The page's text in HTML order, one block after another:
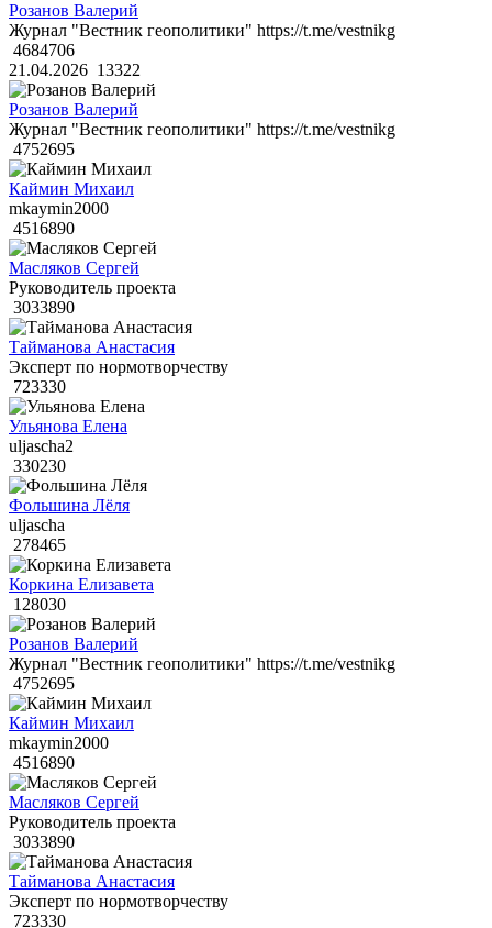
Розанов Валерий
Журнал "Вестник геополитики" https://t.me/vestnikg
4684706
21.04.2026 13322
Розанов Валерий
Журнал "Вестник геополитики" https://t.me/vestnikg
4752695
Каймин Михаил
mkaymin2000
4516890
Масляков Сергей
Руководитель проекта
3033890
Тайманова Анастасия
Эксперт по нормотворчеству
723330
Ульянова Елена
uljascha2
330230
Фольшина Лёля
uljascha
278465
Коркина Елизавета
128030
Розанов Валерий
Журнал "Вестник геополитики" https://t.me/vestnikg
4752695
Каймин Михаил
mkaymin2000
4516890
Масляков Сергей
Руководитель проекта
3033890
Тайманова Анастасия
Эксперт по нормотворчеству
723330